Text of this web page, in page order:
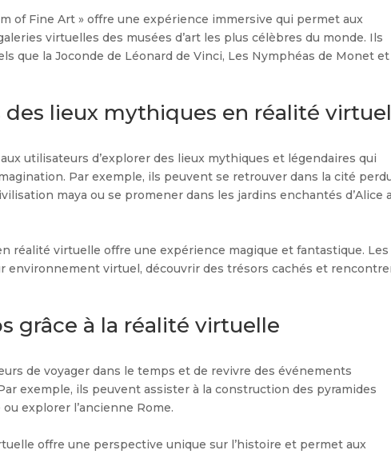
of Fine Art » offre une expérience immersive qui permet aux
virtuelles des musées d’art les plus célèbres du monde. Ils
que la Joconde de Léonard de Vinci, Les Nymphéas de Monet et
des lieux mythiques en réalité
utilisateurs d’explorer des lieux mythiques et légendaires qui
Par exemple, ils peuvent se retrouver dans la cité
maya ou se promener dans les jardins enchantés d’Alice
réalité virtuelle offre une expérience magique et fantastique. Les
environnement virtuel, découvrir des trésors cachés et
grâce à la réalité virtuelle
de voyager dans le temps et de revivre des événements
exemple, ils peuvent assister à la construction des pyramides
explorer l’ancienne Rome.
offre une perspective unique sur l’histoire et permet aux